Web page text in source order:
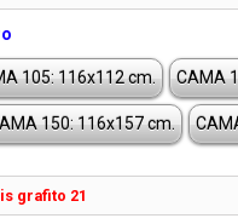
105: 116x112 cm. CAMA
150: 116x157 cm.
grafito 21